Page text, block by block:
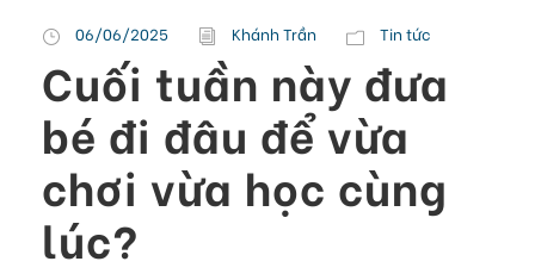
06/06/2025 Khánh Trần Tin tức
Cuối tuần này đưa
bé đi đâu để vừa
chơi vừa học cùng
lúc?